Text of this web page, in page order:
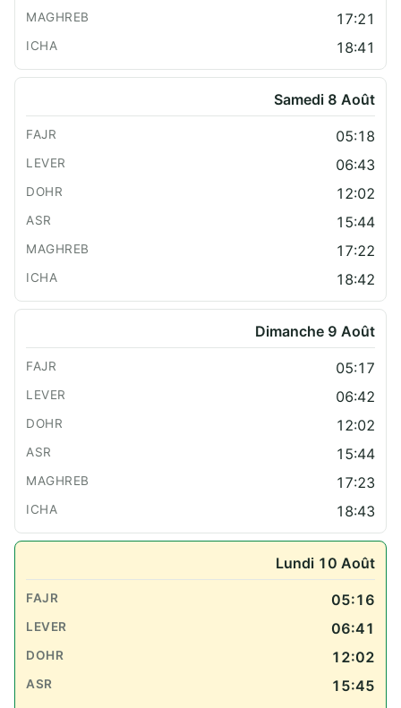
17:21
18:41
Samedi 8 Août
05:18
06:43
12:02
15:44
17:22
18:42
Dimanche 9 Août
05:17
06:42
12:02
15:44
17:23
18:43
Lundi 10 Août
05:16
06:41
12:02
15:45